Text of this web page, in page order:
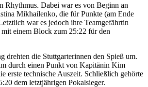
Rhythmus. Dabei war es von Beginn an
Mikhailenko, die für Punkte (am Ende
war es jedoch ihre Teamgefährtin
einem Block zum 25:22 für den
drehten die Stuttgarterinnen den Spieß um.
durch einen Punkt von Kapitänin Kim
erste technische Auszeit. Schließlich gehörte
dem letztjährigen Pokalsieger.